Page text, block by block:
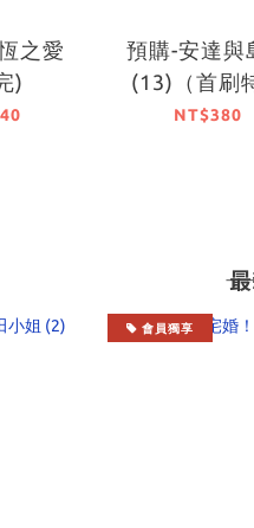
之愛
)
預購-安達與
(13)（首刷
版）【9月中
NT$380
會員獨享